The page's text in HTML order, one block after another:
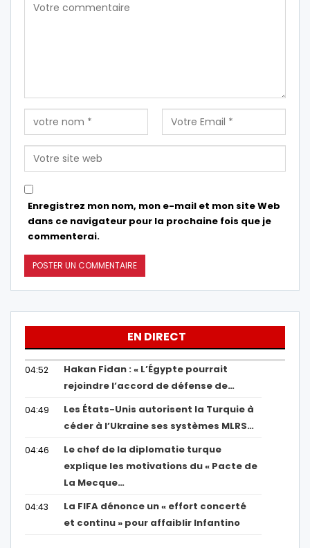
Enregistrez mon nom, mon e-mail et mon site Web
dans ce navigateur pour la prochaine fois que je
commenterai.
EN DIRECT
04:52
Hakan Fidan : « L’Égypte pourrait
rejoindre l’accord de défense de…
04:49
Les États-Unis autorisent la Turquie à
céder à l’Ukraine ses systèmes MLRS…
04:46
Le chef de la diplomatie turque
explique les motivations du « Pacte de
La Mecque…
04:43
La FIFA dénonce un « effort concerté
et continu » pour affaiblir Infantino